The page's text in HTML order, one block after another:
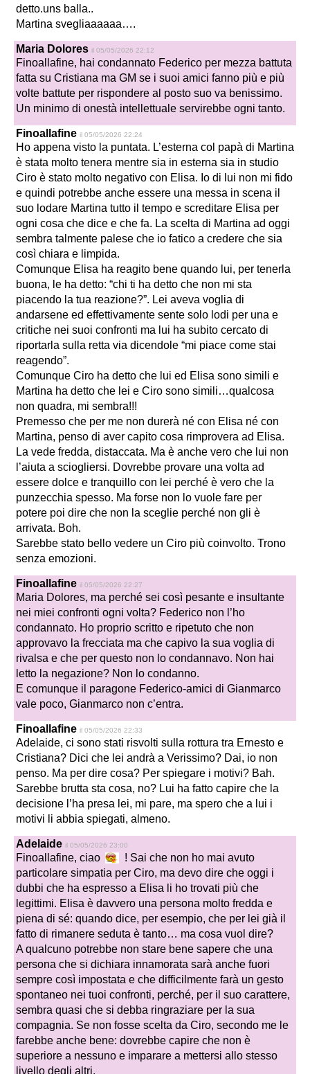
detto.uns balla..
Martina svegliaaaaaa….
Maria Dolores il 05/05/2026 22:12
Finoallafine, hai condannato Federico per mezza battuta
fatta su Cristiana ma GM se i suoi amici fanno più e più
volte battute per rispondere al posto suo va benissimo.
Un minimo di onestà intellettuale servirebbe ogni tanto.
Finoallafine il 05/05/2026 22:24
Ho appena visto la puntata. L’esterna col papà di Martina
è stata molto tenera mentre sia in esterna sia in studio
Ciro è stato molto negativo con Elisa. Io di lui non mi fido
e quindi potrebbe anche essere una messa in scena il
suo lodare Martina tutto il tempo e screditare Elisa per
ogni cosa che dice e che fa. La scelta di Martina ad oggi
sembra talmente palese che io fatico a credere che sia
così chiara e limpida.
Comunque Elisa ha reagito bene quando lui, per tenerla
buona, le ha detto: “chi ti ha detto che non mi sta
piacendo la tua reazione?”. Lei aveva voglia di
andarsene ed effettivamente sente solo lodi per una e
critiche nei suoi confronti ma lui ha subito cercato di
riportarla sulla retta via dicendole “mi piace come stai
reagendo”.
Comunque Ciro ha detto che lui ed Elisa sono simili e
Martina ha detto che lei e Ciro sono simili…qualcosa
non quadra, mi sembra!!!
Premesso che per me non durerà né con Elisa né con
Martina, penso di aver capito cosa rimprovera ad Elisa.
La vede fredda, distaccata. Ma è anche vero che lui non
l’aiuta a sciogliersi. Dovrebbe provare una volta ad
essere dolce e tranquillo con lei perché è vero che la
punzecchia spesso. Ma forse non lo vuole fare per
potere poi dire che non la sceglie perché non gli è
arrivata. Boh.
Sarebbe stato bello vedere un Ciro più coinvolto. Trono
senza emozioni.
Finoallafine il 05/05/2026 22:27
Maria Dolores, ma perché sei così pesante e insultante
nei miei confronti ogni volta? Federico non l’ho
condannato. Ho proprio scritto e ripetuto che non
approvavo la frecciata ma che capivo la sua voglia di
rivalsa e che per questo non lo condannavo. Non hai
letto la negazione? Non lo condanno.
E comunque il paragone Federico-amici di Gianmarco
vale poco, Gianmarco non c’entra.
Finoallafine il 05/05/2026 22:33
Adelaide, ci sono stati risvolti sulla rottura tra Ernesto e
Cristiana? Dici che lei andrà a Verissimo? Dai, io non
penso. Ma per dire cosa? Per spiegare i motivi? Bah.
Sarebbe brutta sta cosa, no? Lui ha fatto capire che la
decisione l’ha presa lei, mi pare, ma spero che a lui i
motivi li abbia spiegati, almeno.
Adelaide il 05/05/2026 23:00
Finoallafine, ciao
! Sai che non ho mai avuto
particolare simpatia per Ciro, ma devo dire che oggi i
dubbi che ha espresso a Elisa li ho trovati più che
legittimi. Elisa è davvero una persona molto fredda e
piena di sé: quando dice, per esempio, che per lei già il
fatto di rimanere seduta è tanto… ma cosa vuol dire?
A qualcuno potrebbe non stare bene sapere che una
persona che si dichiara innamorata sarà anche fuori
sempre così impostata e che difficilmente farà un gesto
spontaneo nei tuoi confronti, perché, per il suo carattere,
sembra quasi che si debba ringraziare per la sua
compagnia. Se non fosse scelta da Ciro, secondo me le
farebbe anche bene: dovrebbe capire che non è
superiore a nessuno e imparare a mettersi allo stesso
livello degli altri.